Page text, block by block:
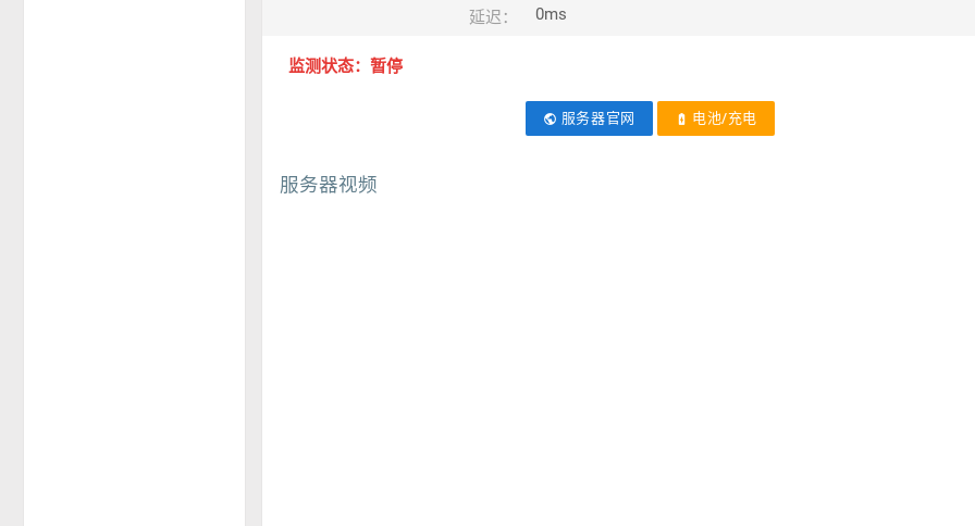
延迟： 0ms
监测状态：暂停
public 服务器官网 battery_charging_full 电池/充电
服务器视频